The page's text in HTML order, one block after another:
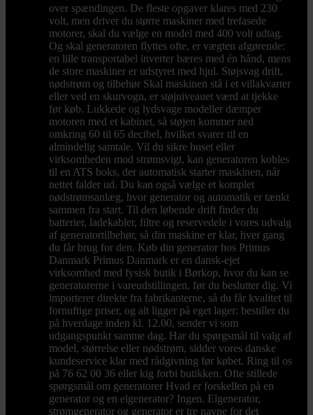
over spændingen. De fleste opgaver klares med 230
volt, men driver du større maskiner med trefasede
motorer, skal du vælge en model med 400 volt udtag.
Og skal generatoren flyttes ofte, er vægten afgørende:
en lille transportabel inverter bæres med én hånd, mens
de store maskiner er udstyret med hjul. Støjsvag drift,
nødstrøm og tilbehør Skal maskinen stå i et villakvarter
eller ved en skurvogn, er støjniveauet værd at tjekke
før køb. Lukkede og lydsvage modeller dæmper
motoren med et kabinet, så støjen kommer ned
omkring 60 til 65 decibel, hvilket svarer til en
almindelig samtale. Vil du sikre huset eller
virksomheden mod strømsvigt, kan generatoren kobles
til en ATS boks, der automatisk starter maskinen, når
nettet falder ud. Du kan også vælge et komplet
nødstrømsanlæg, hvor generator og automatik er tænkt
sammen fra start. Til den løbende drift finder du
batterier, ladekabler, filtre og reservedele i vores udvalg
af generatortilbehør, så din maskine er klar, hver gang
du får brug for den. Køb din generator hos Primus
Danmark Primus Danmark er en dansk-ejet
virksomhed med fysisk butik i Børkop, hvor du kan se
generatorerne i vareudstillingen, før du beslutter dig. Vi
importerer direkte fra fabrikanterne, så du får kvalitet til
fornuftige priser, og alt ligger på eget lager: bestiller du
på hverdage inden kl. 12.00, sender vi som
udgangspunkt samme dag. Har du spørgsmål til valg af
model, størrelse eller nødstrøm, sidder vores danske
kundeservice klar med rådgivning før købet. Ring til os
på 76 62 00 36 eller kig forbi butikken. Ofte stillede
spørgsmål om generatorer Hvad er forskellen på en
generator og en elgenerator? Ingen. Elgenerator,
strømgenerator og generator er tre navne for det